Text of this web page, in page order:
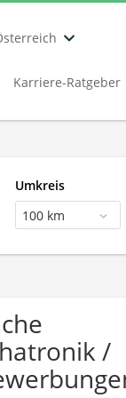
Karriere-Ratgeber
Umkreis
100 km
/